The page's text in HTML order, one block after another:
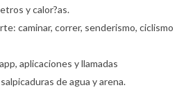
y calor?as.
caminar, correr, senderismo, ciclismo
aplicaciones y llamadas
de agua y arena.